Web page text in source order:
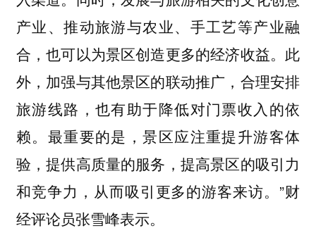
产业、推动旅游与农业、手工艺等产业融
合，也可以为景区创造更多的经济收益。此
外，加强与其他景区的联动推广，合理安排
旅游线路，也有助于降低对门票收入的依
赖。 最重要的是，景区应注重提升游客体
验，提供高质量的服务，提高景区的吸引力
和竞争力，从而吸引更多的游客来访。 ”财
经评论员张雪峰表示。